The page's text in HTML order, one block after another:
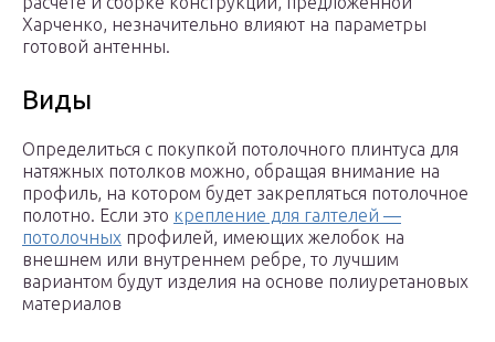
Харченко, незначительно влияют на параметры
готовой антенны.
Виды
Определиться с покупкой потолочного плинтуса для
натяжных потолков можно, обращая внимание на
профиль, на котором будет закрепляться потолочное
полотно. Если это крепление для галтелей —
потолочных профилей, имеющих желобок на
внешнем или внутреннем ребре, то лучшим
вариантом будут изделия на основе полиуретановых
материалов